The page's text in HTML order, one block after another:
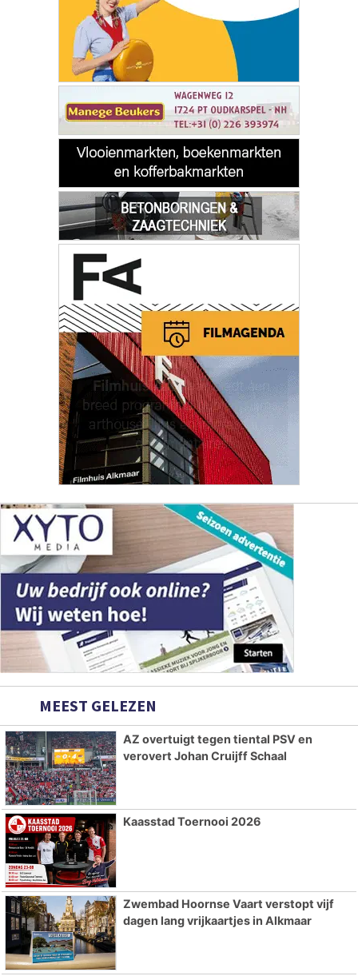
MEEST GELEZEN
AZ overtuigt tegen tiental PSV en
verovert Johan Cruijff Schaal
Kaasstad Toernooi 2026
Zwembad Hoornse Vaart verstopt vijf
dagen lang vrijkaartjes in Alkmaar